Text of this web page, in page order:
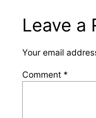
Leave a
Your email
Comment *